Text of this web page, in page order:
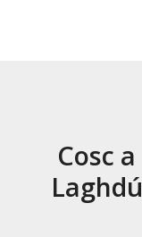
Cosc